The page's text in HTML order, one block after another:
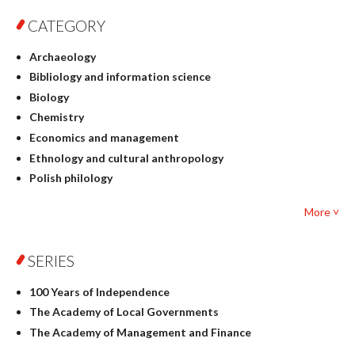
CATEGORY
Archaeology
Bibliology and information science
Biology
Chemistry
Economics and management
Ethnology and cultural anthropology
Polish philology
Geography
Linguistics
Judaica
Culture and art
More ˅
SERIES
100 Years of Independence
The Academy of Local Governments
The Academy of Management and Finance